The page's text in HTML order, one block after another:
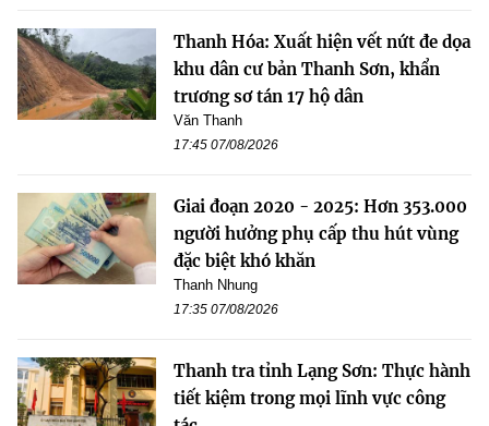
Thanh Hóa: Xuất hiện vết nứt đe dọa
khu dân cư bản Thanh Sơn, khẩn
trương sơ tán 17 hộ dân
Văn Thanh
17:45 07/08/2026
Giai đoạn 2020 - 2025: Hơn 353.000
người hưởng phụ cấp thu hút vùng
đặc biệt khó khăn
Thanh Nhung
17:35 07/08/2026
Thanh tra tỉnh Lạng Sơn: Thực hành
tiết kiệm trong mọi lĩnh vực công